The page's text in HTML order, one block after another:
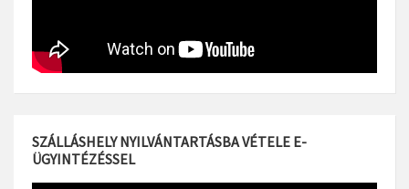
SZÁLLÁSHELY NYILVÁNTARTÁSBA VÉTELE E-
ÜGYINTÉZÉSSEL